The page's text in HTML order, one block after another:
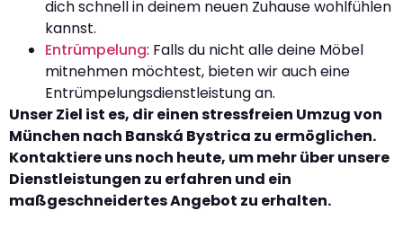
dich schnell in deinem neuen Zuhause wohlfühlen
kannst.
Entrümpelung: Falls du nicht alle deine Möbel
mitnehmen möchtest, bieten wir auch eine
Entrümpelungsdienstleistung an.
Unser Ziel ist es, dir einen stressfreien Umzug von
München nach Banská Bystrica zu ermöglichen.
Kontaktiere uns noch heute, um mehr über unsere
Dienstleistungen zu erfahren und ein
maßgeschneidertes Angebot zu erhalten.